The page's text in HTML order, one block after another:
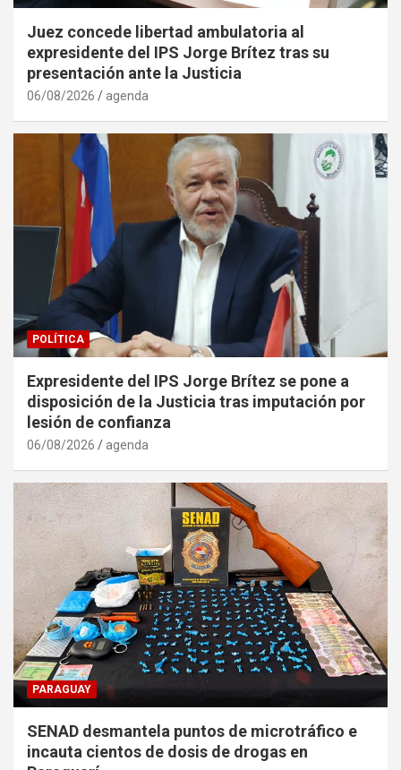
Juez concede libertad ambulatoria al
expresidente del IPS Jorge Brítez tras su
presentación ante la Justicia
06/08/2026 agenda
POLÍTICA
Expresidente del IPS Jorge Brítez se pone a
disposición de la Justicia tras imputación por
lesión de confianza
06/08/2026 agenda
PARAGUAY
SENAD desmantela puntos de microtráfico e
incauta cientos de dosis de drogas en